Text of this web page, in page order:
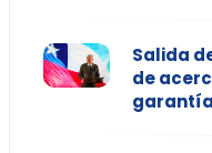
Salida
de